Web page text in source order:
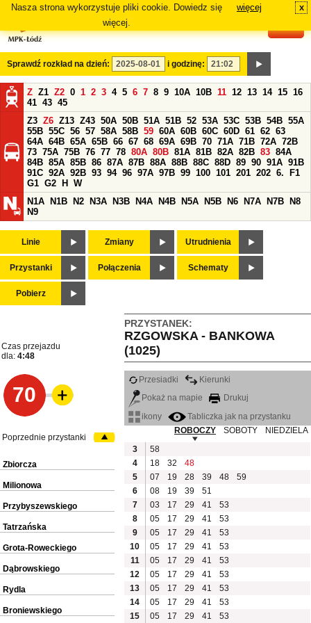
Nasza strona wykorzystuje pliki cookie. Dowiedz się
więcej.
więcej x
Sprawdź rozkład na dzień: i godzinę:
Z Z1 Z2 0 1 2 3 4 5 6 7 8 9 10A 10B 11 12 13 14 15 16
41 43 45
Z3 Z6 Z13 Z43 50A 50B 51A 51B 52 53A 53C 53B 54B 55A
55B 55C 56 57 58A 58B 59 60A 60B 60C 60D 61 62 63
64A 64B 65A 65B 66 67 68 69A 69B 70 71A 71B 72A 72B
73 75A 75B 76 77 78 80A 80B 81A 81B 82A 82B 83 84A
84B 85A 85B 86 87A 87B 88A 88B 88C 88D 89 90 91A 91B
91C 92A 92B 93 94 96 97A 97B 99 100 101 201 202 6.
F1
G1 G2 H
W
N1A
N1B N2 N3A N3B N4A N4B N5A N5B N6 N7A N7B
N8
N9
Linie Zmiany Utrudnienia
Przystanki Połączenia Schematy
Pobierz
PRZYSTANEK:
RZGOWSKA - BANKOWA
(1025)
Czas przejazdu
dla: 4:48
70
Przesiadki
Kierunki
Pokaż na mapie
Drukuj
ikony
Tabliczka jak na przystanku
ROBOCZY
SOBOTY
NIEDZIELA
3
58
4
18 32
48
5
07 19 28 39 48
59
6
08 19 39
51
7
03 17 29 41
53
8
05 17 29 41
53
9
05 17 29 41
53
10
05 17 29 41
53
11
05 17 29 41
53
12
05 17 29 41
53
13
05 17 29 41
53
14
05 17 29 41
53
15
05 17 29 41 53
Poprzednie przystanki
Zbiorcza
Milionowa
Przybyszewskiego
Tatrzańska
Grota-Roweckiego
Dąbrowskiego
Rydla
Broniewskiego